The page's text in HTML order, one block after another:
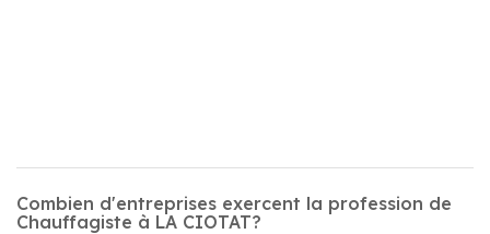
Combien d'entreprises exercent la profession de
Chauffagiste à LA CIOTAT?